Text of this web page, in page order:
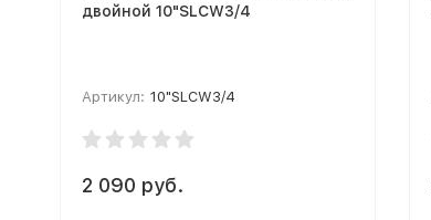
двойной 10"SLCW3/4
Артикул: 10"SLCW3/4
2 090 руб.